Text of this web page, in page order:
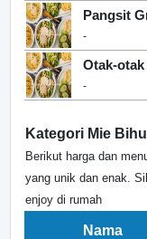
Pangsit
-
Otak-
-
Kategori Mie
Berikut harga dan
yang unik dan enak.
enjoy di rumah
Nama